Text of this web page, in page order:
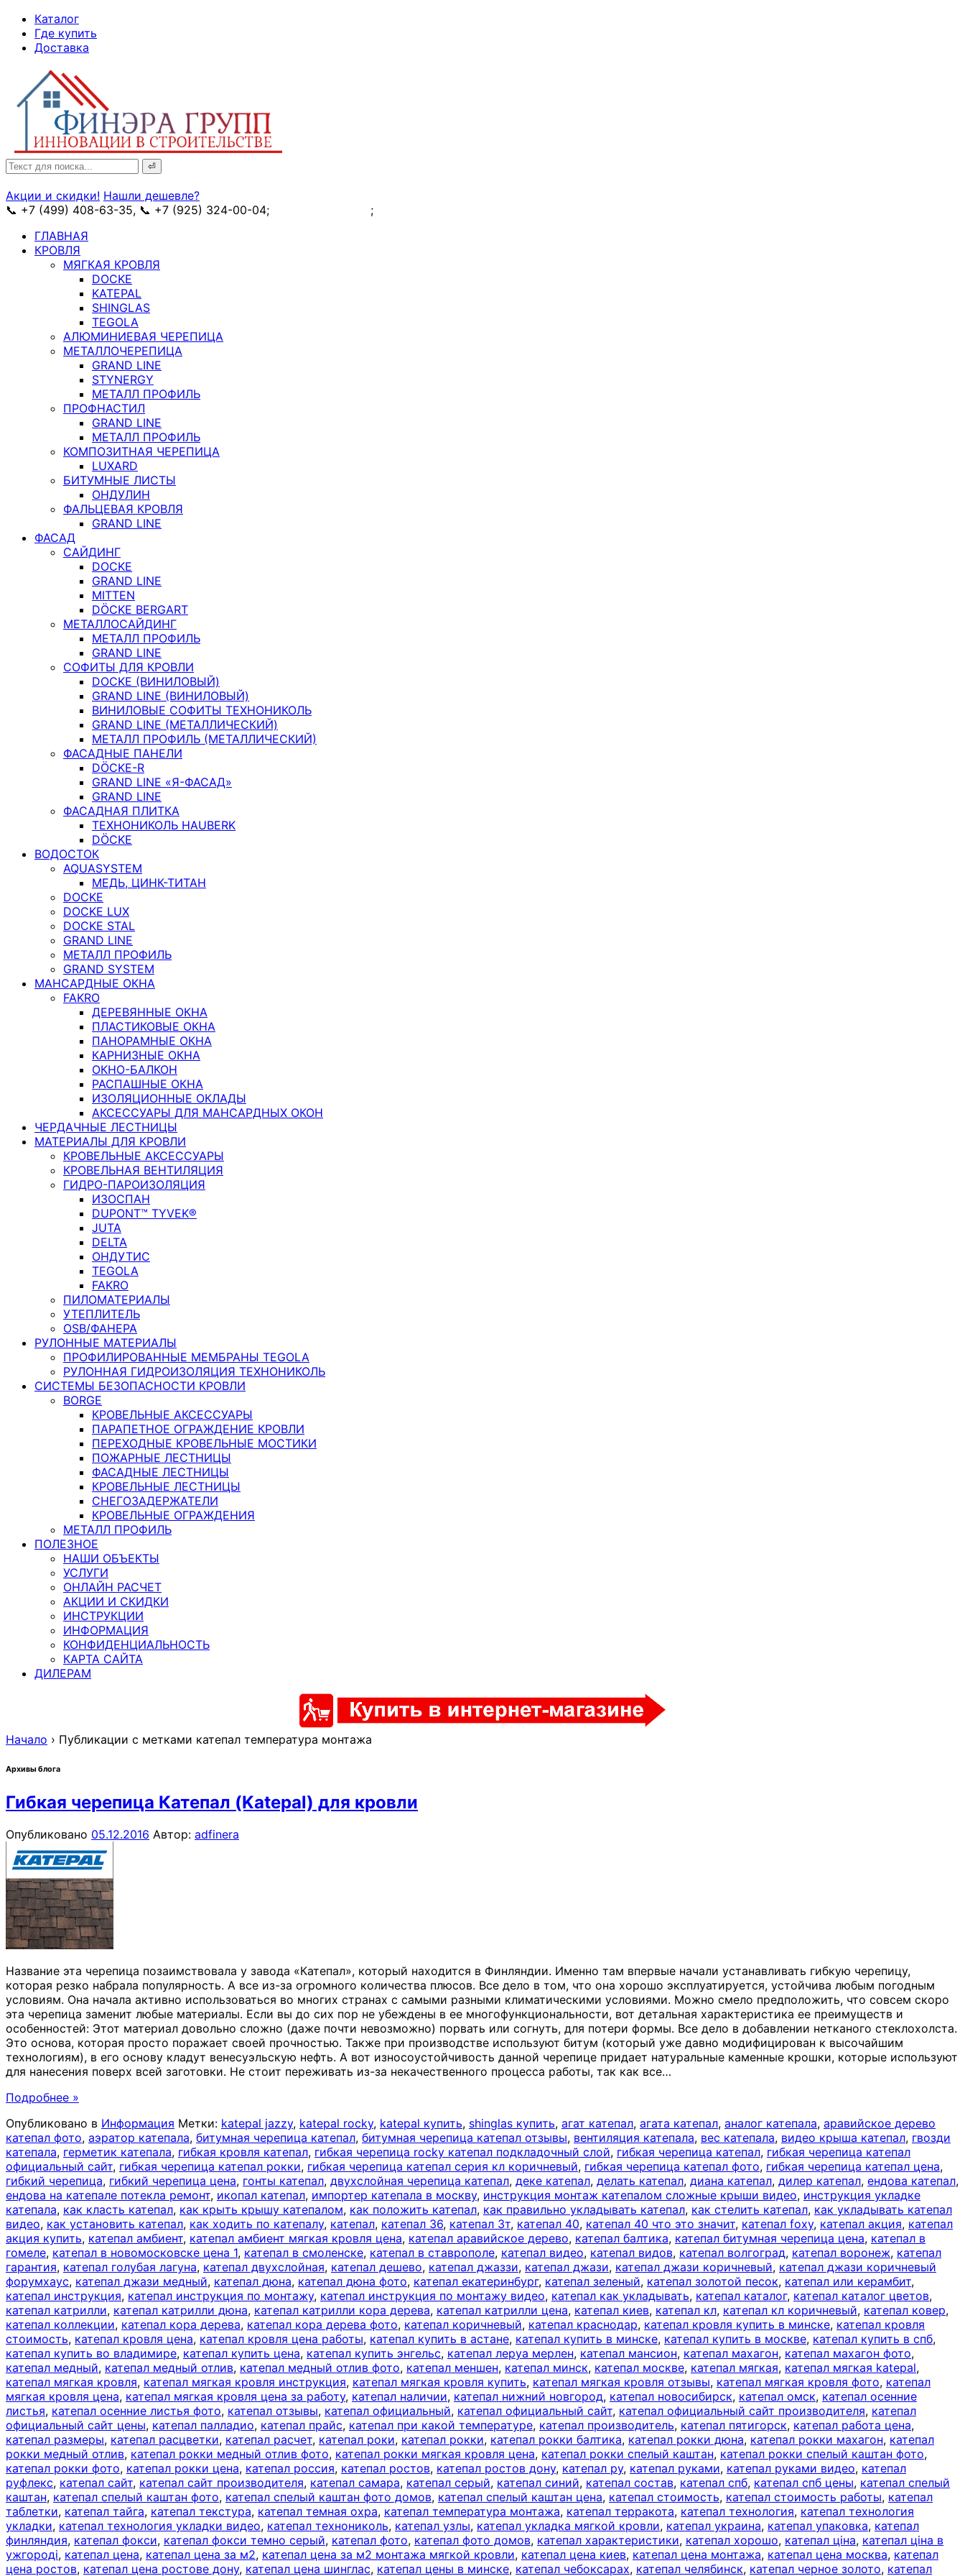
Skip
Content
Каталог
Где купить
Доставка
Search
for:
Акции и скидки! Нашли дешевле?
📞 +7 (499) 408-63-35, 📞 +7 (925) 324-00-04;
;
ГЛАВНАЯ
КРОВЛЯ
МЯГКАЯ КРОВЛЯ
DOCKE
KATEPAL
SHINGLAS
TEGOLA
АЛЮМИНИЕВАЯ ЧЕРЕПИЦА
МЕТАЛЛОЧЕРЕПИЦА
GRAND LINE
STYNERGY
МЕТАЛЛ ПРОФИЛЬ
ПРОФНАСТИЛ
GRAND LINE
МЕТАЛЛ ПРОФИЛЬ
КОМПОЗИТНАЯ ЧЕРЕПИЦА
LUXARD
БИТУМНЫЕ ЛИСТЫ
ОНДУЛИН
ФАЛЬЦЕВАЯ КРОВЛЯ
GRAND LINE
ФАСАД
САЙДИНГ
DOCKE
GRAND LINE
MITTEN
DÖCKE BERGART
МЕТАЛЛОСАЙДИНГ
МЕТАЛЛ ПРОФИЛЬ
GRAND LINE
СОФИТЫ ДЛЯ КРОВЛИ
DOCKE (ВИНИЛОВЫЙ)
GRAND LINE (ВИНИЛОВЫЙ)
ВИНИЛОВЫЕ СОФИТЫ ТЕХНОНИКОЛЬ
GRAND LINE (МЕТАЛЛИЧЕСКИЙ)
МЕТАЛЛ ПРОФИЛЬ (МЕТАЛЛИЧЕСКИЙ)
ФАСАДНЫЕ ПАНЕЛИ
DÖCKE-R
GRAND LINE «Я-ФАСАД»
GRAND LINE
ФАСАДНАЯ ПЛИТКА
ТЕХНОНИКОЛЬ HAUBERK
DÖCKE
ВОДОСТОК
AQUASYSTEM
МЕДЬ, ЦИНК-ТИТАН
DOCKE
DOCKE LUX
DOCKE STAL
GRAND LINE
МЕТАЛЛ ПРОФИЛЬ
GRAND SYSTEM
МАНСАРДНЫЕ ОКНА
FAKRO
ДЕРЕВЯННЫЕ ОКНА
ПЛАСТИКОВЫЕ ОКНА
ПАНОРАМНЫЕ ОКНА
КАРНИЗНЫЕ ОКНА
ОКНО-БАЛКОН
РАСПАШНЫЕ ОКНА
ИЗОЛЯЦИОННЫЕ ОКЛАДЫ
АКСЕССУАРЫ ДЛЯ МАНСАРДНЫХ ОКОН
ЧЕРДАЧНЫЕ ЛЕСТНИЦЫ
МАТЕРИАЛЫ ДЛЯ КРОВЛИ
КРОВЕЛЬНЫЕ АКСЕССУАРЫ
КРОВЕЛЬНАЯ ВЕНТИЛЯЦИЯ
ГИДРО-ПАРОИЗОЛЯЦИЯ
ИЗОСПАН
DUPONT™ TYVEK®
JUTA
DELTA
ОНДУТИС
TEGOLA
FAKRO
ПИЛОМАТЕРИАЛЫ
УТЕПЛИТЕЛЬ
OSB/ФАНЕРА
РУЛОННЫЕ МАТЕРИАЛЫ
ПРОФИЛИРОВАННЫЕ МЕМБРАНЫ TEGOLA
РУЛОННАЯ ГИДРОИЗОЛЯЦИЯ ТЕХНОНИКОЛЬ
СИСТЕМЫ БЕЗОПАСНОСТИ КРОВЛИ
BORGE
КРОВЕЛЬНЫЕ АКСЕССУАРЫ
ПАРАПЕТНОЕ ОГРАЖДЕНИЕ КРОВЛИ
ПЕРЕХОДНЫЕ КРОВЕЛЬНЫЕ МОСТИКИ
ПОЖАРНЫЕ ЛЕСТНИЦЫ
ФАСАДНЫЕ ЛЕСТНИЦЫ
КРОВЕЛЬНЫЕ ЛЕСТНИЦЫ
СНЕГОЗАДЕРЖАТЕЛИ
КРОВЕЛЬНЫЕ ОГРАЖДЕНИЯ
МЕТАЛЛ ПРОФИЛЬ
ПОЛЕЗНОЕ
НАШИ ОБЪЕКТЫ
УСЛУГИ
ОНЛАЙН РАСЧЕТ
АКЦИИ И СКИДКИ
ИНСТРУКЦИИ
ИНФОРМАЦИЯ
КОНФИДЕНЦИАЛЬНОСТЬ
КАРТА САЙТА
ДИЛЕРАМ
Начало › Публикации с метками катепал температура монтажа
Архивы блога
Гибкая черепица Катепал (Katepal) для кровли
Опубликовано 05.12.2016 Автор: adfinera
Название эта черепица позаимствовала у завода «Катепал», который находится в Финляндии. Именно там впервые начали устанавливать гибкую черепицу,
которая резко набрала популярность. А все из-за огромного количества плюсов. Все дело в том, что она хорошо эксплуатируется, устойчива любым погодным
условиям. Она начала активно использоваться во многих странах с самыми разными климатическими условиями. Можно смело предположить, что совсем скоро
эта черепица заменит любые материалы. Если вы до сих пор не убеждены в ее многофункциональности, вот детальная характеристика ее преимуществ и
особенностей: Этот материал довольно сложно (даже почти невозможно) порвать или согнуть, для потери формы. Все дело в добавлении нетканого стеклохолста.
Это основа, которая просто поражает своей прочностью. Также при производстве используют битум (который уже давно модифицирован к высочайшим
технологиям), в его основу кладут венесуэльскую нефть. А вот износоустойчивость данной черепице придает натуральные каменные крошки, которые используют
для нанесения поверх всей заготовки. Не стоит переживать из-за некачественного процесса работы, так как все…
Подробнее »
Опубликовано в Информация Метки: katepal jazzy, katepal rocky, katepal купить, shinglas купить, агат катепал, агата катепал, аналог катепала, аравийское дерево
катепал фото, аэратор катепала, битумная черепица катепал, битумная черепица катепал отзывы, вентиляция катепала, вес катепала, видео крыша катепал, гвозди
катепала, герметик катепала, гибкая кровля катепал, гибкая черепица rocky катепал подкладочный слой, гибкая черепица катепал, гибкая черепица катепал
официальный сайт, гибкая черепица катепал рокки, гибкая черепица катепал серия кл коричневый, гибкая черепица катепал фото, гибкая черепица катепал цена,
гибкий черепица, гибкий черепица цена, гонты катепал, двухслойная черепица катепал, деке катепал, делать катепал, диана катепал, дилер катепал, ендова катепал,
ендова на катепале потекла ремонт, икопал катепал, импортер катепала в москву, инструкция монтаж катепалом сложные крыши видео, инструкция укладке
катепала, как класть катепал, как крыть крышу катепалом, как положить катепал, как правильно укладывать катепал, как стелить катепал, как укладывать катепал
видео, как установить катепал, как ходить по катепалу, катепал, катепал 36, катепал 3т, катепал 40, катепал 40 что это значит, катепал foxy, катепал акция, катепал
акция купить, катепал амбиент, катепал амбиент мягкая кровля цена, катепал аравийское дерево, катепал балтика, катепал битумная черепица цена, катепал в
гомеле, катепал в новомосковске цена 1, катепал в смоленске, катепал в ставрополе, катепал видео, катепал видов, катепал волгоград, катепал воронеж, катепал
гарантия, катепал голубая лагуна, катепал двухслойная, катепал дешево, катепал джаззи, катепал джази, катепал джази коричневый, катепал джази коричневый
форумхаус, катепал джази медный, катепал дюна, катепал дюна фото, катепал екатеринбург, катепал зеленый, катепал золотой песок, катепал или керамбит,
катепал инструкция, катепал инструкция по монтажу, катепал инструкция по монтажу видео, катепал как укладывать, катепал каталог, катепал каталог цветов,
катепал катрилли, катепал катрилли дюна, катепал катрилли кора дерева, катепал катрилли цена, катепал киев, катепал кл, катепал кл коричневый, катепал ковер,
катепал коллекции, катепал кора дерева, катепал кора дерева фото, катепал коричневый, катепал краснодар, катепал кровля купить в минске, катепал кровля
стоимость, катепал кровля цена, катепал кровля цена работы, катепал купить в астане, катепал купить в минске, катепал купить в москве, катепал купить в спб,
катепал купить во владимире, катепал купить цена, катепал купить энгельс, катепал леруа мерлен, катепал мансион, катепал махагон, катепал махагон фото,
катепал медный, катепал медный отлив, катепал медный отлив фото, катепал меншен, катепал минск, катепал москве, катепал мягкая, катепал мягкая katepal,
катепал мягкая кровля, катепал мягкая кровля инструкция, катепал мягкая кровля купить, катепал мягкая кровля отзывы, катепал мягкая кровля фото, катепал
мягкая кровля цена, катепал мягкая кровля цена за работу, катепал наличии, катепал нижний новгород, катепал новосибирск, катепал омск, катепал осенние
листья, катепал осенние листья фото, катепал отзывы, катепал официальный, катепал официальный сайт, катепал официальный сайт производителя, катепал
официальный сайт цены, катепал палладио, катепал прайс, катепал при какой температуре, катепал производитель, катепал пятигорск, катепал работа цена,
катепал размеры, катепал расцветки, катепал расчет, катепал роки, катепал рокки, катепал рокки балтика, катепал рокки дюна, катепал рокки махагон, катепал
рокки медный отлив, катепал рокки медный отлив фото, катепал рокки мягкая кровля цена, катепал рокки спелый каштан, катепал рокки спелый каштан фото,
катепал рокки фото, катепал рокки цена, катепал россия, катепал ростов, катепал ростов дону, катепал ру, катепал руками, катепал руками видео, катепал
руфлекс, катепал сайт, катепал сайт производителя, катепал самара, катепал серый, катепал синий, катепал состав, катепал спб, катепал спб цены, катепал спелый
каштан, катепал спелый каштан фото, катепал спелый каштан фото домов, катепал спелый каштан цена, катепал стоимость, катепал стоимость работы, катепал
таблетки, катепал тайга, катепал текстура, катепал темная охра, катепал температура монтажа, катепал терракота, катепал технология, катепал технология
укладки, катепал технология укладки видео, катепал технониколь, катепал узлы, катепал укладка мягкой кровли, катепал украина, катепал упаковка, катепал
финляндия, катепал фокси, катепал фокси темно серый, катепал фото, катепал фото домов, катепал характеристики, катепал хорошо, катепал ціна, катепал ціна в
ужгороді, катепал цена, катепал цена за м2, катепал цена за м2 монтажа мягкой кровли, катепал цена киев, катепал цена монтажа, катепал цена москва, катепал
цена ростов, катепал цена ростове дону, катепал цена шинглас, катепал цены в минске, катепал чебоксарах, катепал челябинск, катепал черное золото, катепал